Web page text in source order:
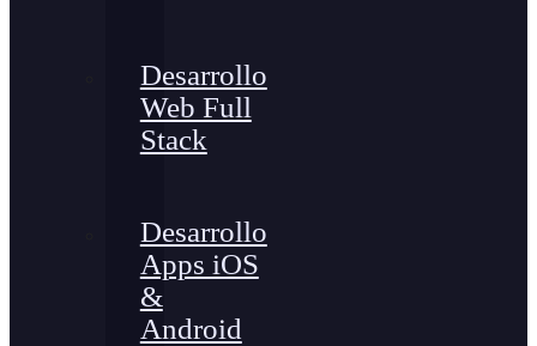
Desarrollo
Web Full
Stack
Desarrollo
Apps iOS
&
Android